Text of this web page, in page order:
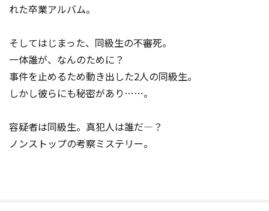
れた卒業アルバム。
そしてはじまった、同級生の不審死。
一体誰が、なんのために？
事件を止めるため動き出した2人の同級生。
しかし彼らにも秘密があり……。
容疑者は同級生。真犯人は誰だ―？
ノンストップの考察ミステリー。